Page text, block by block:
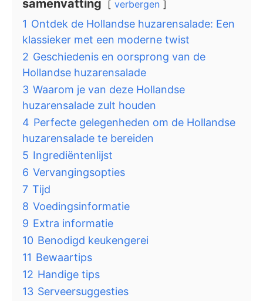
samenvatting verbergen
1 Ontdek de Hollandse huzarensalade: Een
klassieker met een moderne twist
2 Geschiedenis en oorsprong van de
Hollandse huzarensalade
3 Waarom je van deze Hollandse
huzarensalade zult houden
4 Perfecte gelegenheden om de Hollandse
huzarensalade te bereiden
5 Ingrediëntenlijst
6 Vervangingsopties
7 Tijd
8 Voedingsinformatie
9 Extra informatie
10 Benodigd keukengerei
11 Bewaartips
12 Handige tips
13 Serveersuggesties